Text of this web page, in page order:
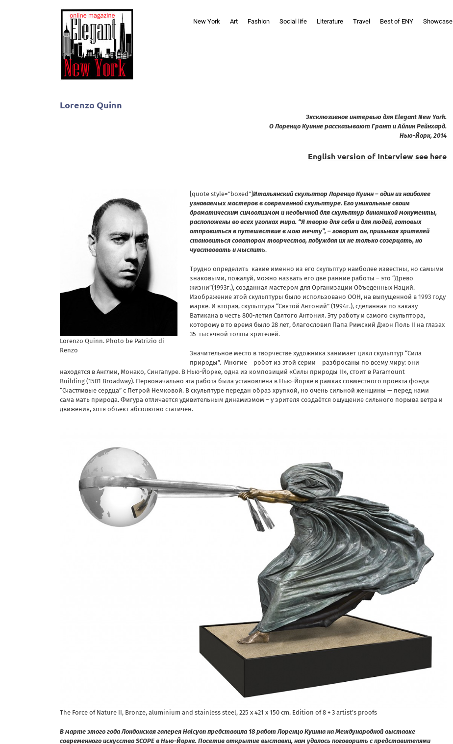
New York Art Fashion Social life Literature Travel Best of ENY Showcase
Lorenzo Quinn
Эксклюзивное интервью для Elegant New York.
О Лоренцо Куинне рассказывают Грант и Айлин Рейнхард.
Нью-Йорк, 2014
English version of Interview see here
Lorenzo Quinn. Photo be Patrizio di
Renzo
[quote style=”boxed”] Итальянский скульптор Лоренцо Куинн – один из наиболее
узнаваемых мастеров в современной скульптуре. Его уникальные своим
драматическим символизмом и необычной для скульптур динамикой монументы,
расположены во всех уголках мира. “Я творю для себя и для людей, готовых
отправиться в путешествие в мою мечту”, – говорит он, призывая зрителей
становиться соавтором творчества, побуждая их не только созерцать, но
чувствовать и мыслить.
Трудно определить какие именно из его скульптур наиболее известны, но самыми
знаковыми, пожалуй, можно назвать его две ранние работы – это “Древо
жизни”(1993г.), созданная мастером для Организации Объеденных Наций.
Изображение этой скульптуры было использовано ООН, на выпущенной в 1993 году
марке. И вторая, скульптура “Святой Антоний” (1994г.), сделанная по заказу
Ватикана в честь 800-летия Святого Антония. Эту работу и самого скульптора,
которому в то время было 28 лет, благословил Папа Римский Джон Поль II на глазах
35-тысячной толпы зрителей.
Значительное место в творчестве художника занимает цикл скульптур “Сила
природы”. Многие робот из этой серии разбросаны по всему миру: они
находятся в Англии, Монако, Сингапуре. В Нью-Йорке, одна из композиций «Силы природы II», стоит в Paramount
Building (1501 Broadway). Первоначально эта работа была установлена в Нью-Йорке в рамках совместного проекта фонда
“Счастливые сердца” с Петрой Немковой. В скульптуре передан образ хрупкой, но очень сильной женщины — перед нами
сама мать природа. Фигура отличается удивительным динамизмом – у зрителя создаётся ощущение сильного порыва ветра и
движения, хотя объект абсолютно статичен.
The Force of Nature II, Bronze, aluminium and stainless steel, 225 x 421 x 150 cm. Edition of 8 + 3 artist’s proofs
В марте этого года Лондонская галерея Halcyon представила 18 работ Лоренцо Куинна на Международной выставке
современного искусства SCOPE в Нью-Йорке. Посетив открытие выставки, нам удалось поговорить с представителями